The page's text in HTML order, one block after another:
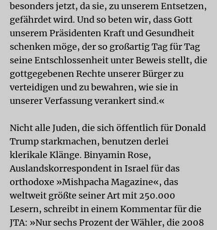
besonders jetzt, da sie, zu unserem Entsetzen,
gefährdet wird. Und so beten wir, dass Gott
unserem Präsidenten Kraft und Gesundheit
schenken möge, der so großartig Tag für Tag
seine Entschlossenheit unter Beweis stellt, die
gottgegebenen Rechte unserer Bürger zu
verteidigen und zu bewahren, wie sie in
unserer Verfassung verankert sind.«
Nicht alle Juden, die sich öffentlich für Donald
Trump starkmachen, benutzen derlei
klerikale Klänge. Binyamin Rose,
Auslandskorrespondent in Israel für das
orthodoxe »Mishpacha Magazine«, das
weltweit größte seiner Art mit 250.000
Lesern, schreibt in einem Kommentar für die
JTA: »Nur sechs Prozent der Wähler, die 2008